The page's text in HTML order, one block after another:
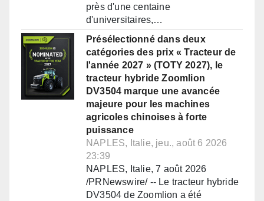
près d'une centaine
d'universitaires,…
Présélectionné dans deux
catégories des prix « Tracteur de
l'année 2027 » (TOTY 2027), le
tracteur hybride Zoomlion
DV3504 marque une avancée
majeure pour les machines
agricoles chinoises à forte
puissance
NAPLES, Italie, jeu., août 6 2026
23:39
NAPLES, Italie, 7 août 2026
/PRNewswire/ -- Le tracteur hybride
DV3504 de Zoomlion a été